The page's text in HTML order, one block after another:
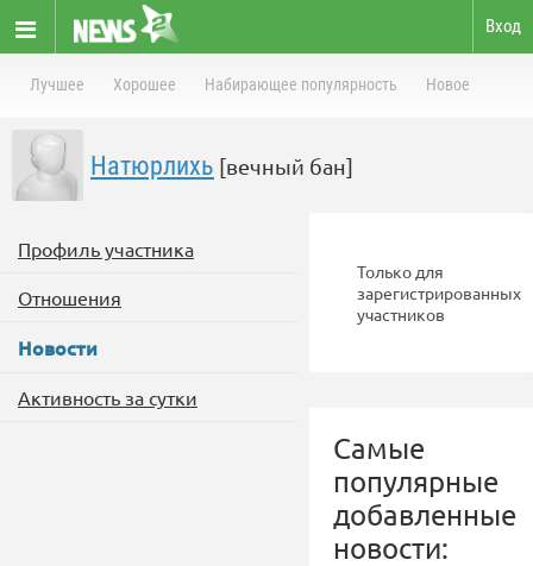
Вход
Лучшее Хорошее Набирающее популярность Новое
Натюрлихь [вечный бан]
Профиль участника
Отношения
Новости
Активность за сутки
Только для
зарегистрированных
участников
Самые
популярные
добавленные
новости: